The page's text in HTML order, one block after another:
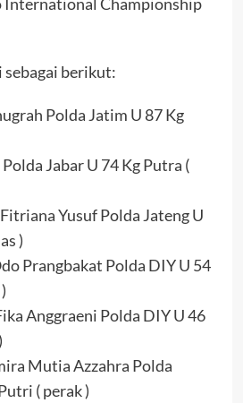
berikut:
Polda Jatim U 87 Kg
Jabar U 74 Kg Putra (
Yusuf Polda Jateng U
)
Prangbakat Polda DIY U 54
Anggraeni Polda DIY U 46
Mutia Azzahra Polda
( perak )